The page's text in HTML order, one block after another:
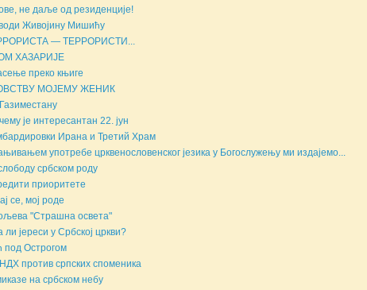
не даље од резиденције!
Живојину Мишићу
— ТЕРРОРИСТИ...
ХАЗАРИЈЕ
преко књиге
МОЈЕМУ ЖЕНИК
је интересантан 22. јун
Ирана и Третий Храм
употребе црквенословенског језика у Богослужењу ми издајемо...
србском роду
приоритете
се, мој роде
"Страшна освета"
ли јереси у Србској цркви?
под Острогом
против српских споменика
на србском небу